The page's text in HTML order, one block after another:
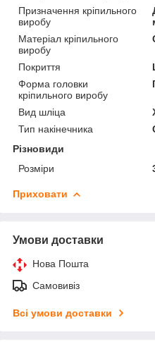
Призначення кріпильного
виробу
Матеріал кріпильного
виробу
Покриття
Форма головки
кріпильного виробу
Вид шліца
Тип накінечника
Різновиди
Розміри
Приховати
Умови доставки
Нова Пошта
Самовивіз
Всі умови доставки